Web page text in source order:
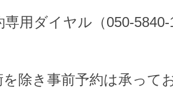
専用ダイヤル（050-
除き事前予約は承って